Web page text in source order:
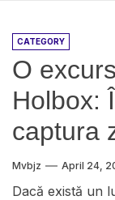
CATEGORY
O
Holbox:
captura
Mvbjz April 24,
Dacă există un